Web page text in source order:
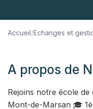
Accueil/Echanges et
A propos de
Rejoins notre école
Mont-de-Marsan 🎓